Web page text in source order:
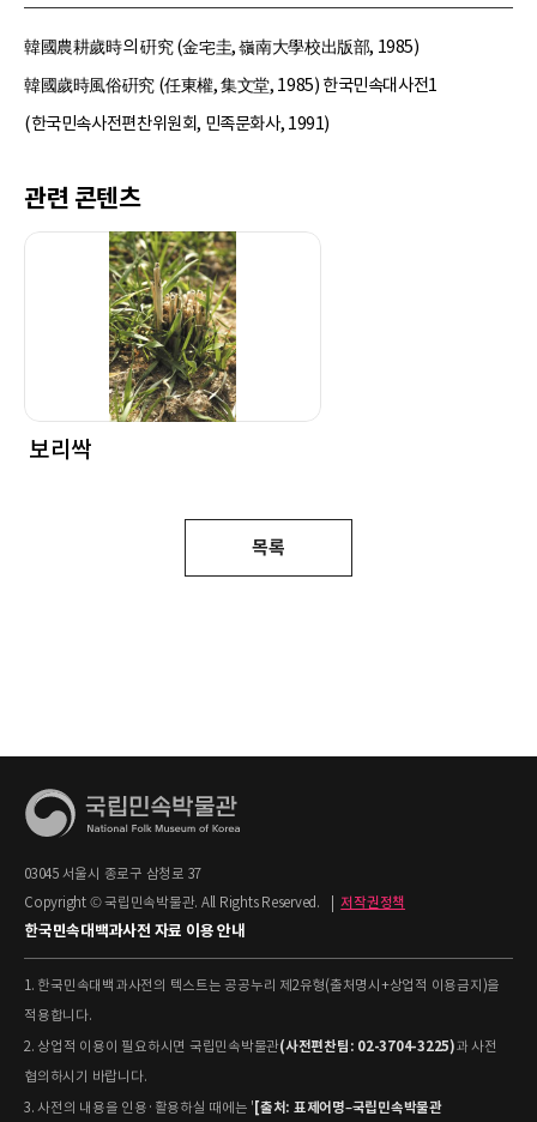
韓國農耕歲時의 硏究 (金宅圭, 嶺南大學校出版部, 1985)
韓國歲時風俗硏究 (任東權, 集文堂, 1985) 한국민속대사전1
(한국민속사전편찬위원회, 민족문화사, 1991)
관련 콘텐츠
보리싹
목록
03045 서울시 종로구 삼청로 37
Copyright © 국립민속박물관. All Rights Reserved.
저작권정책
한국민속대백과사전 자료 이용 안내
1. 한국민속대백과사전의 텍스트는 공공누리 제2유형(출처명시+상업적 이용금지)을
적용합니다.
2. 상업적 이용이 필요하시면 국립민속박물관(사전편찬팀: 02-3704-3225)과 사전
협의하시기 바랍니다.
3. 사전의 내용을 인용·활용하실 때에는 ' [출처: 표제어명–국립민속박물관